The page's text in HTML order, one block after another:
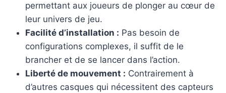
permettant aux joueurs de plonger au cœur de
leur univers de jeu.
Facilité d’installation : Pas besoin de
configurations complexes, il suffit de le
brancher et de se lancer dans l’action.
Liberté de mouvement : Contrairement à
d’autres casques qui nécessitent des capteurs